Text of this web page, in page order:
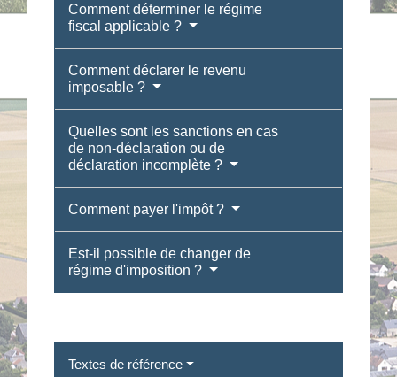
Comment déterminer le régime
fiscal applicable ?
Comment déclarer le revenu
imposable ?
Quelles sont les sanctions en cas
de non-déclaration ou de
déclaration incomplète ?
Comment payer l'impôt ?
Est-il possible de changer de
régime d'imposition ?
Textes de référence